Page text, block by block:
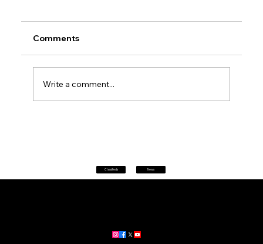
Classifieds News
Comments
Write a comment...
updates, and stories from Australia and Sri Lanka.
Stay informed with breaking news, business insights,